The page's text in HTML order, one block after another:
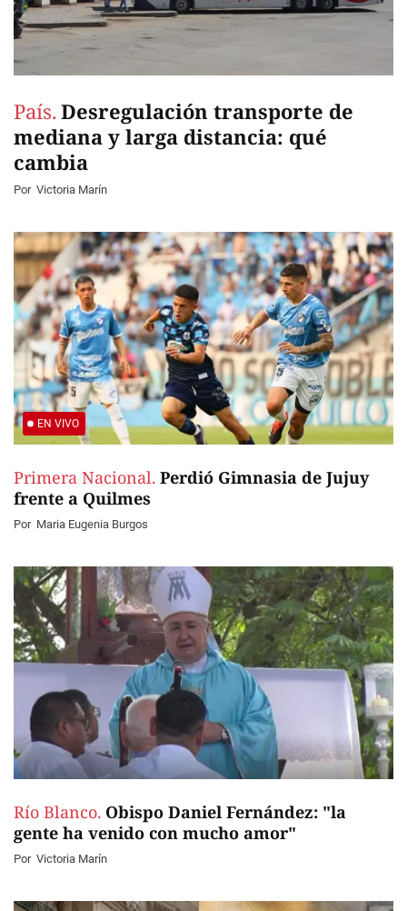
País. Desregulación transporte de
mediana y larga distancia: qué
cambia
Por Victoria Marín
EN VIVO
Primera Nacional. Perdió Gimnasia de Jujuy
frente a Quilmes
Por Maria Eugenia Burgos
Río Blanco. Obispo Daniel Fernández: "la
gente ha venido con mucho amor"
Por Victoria Marín